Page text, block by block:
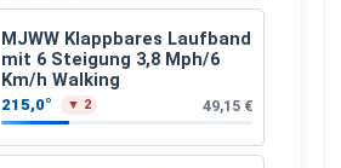
MJWW Klappbares Laufband
mit 6 Steigung 3,8 Mph/6
Km/h Walking
215,0° ▼ 2 49,15 €